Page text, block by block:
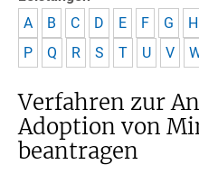
A
B C D E F G H
P
Q R S T U V
Verfahren zur
Adoption von
beantragen